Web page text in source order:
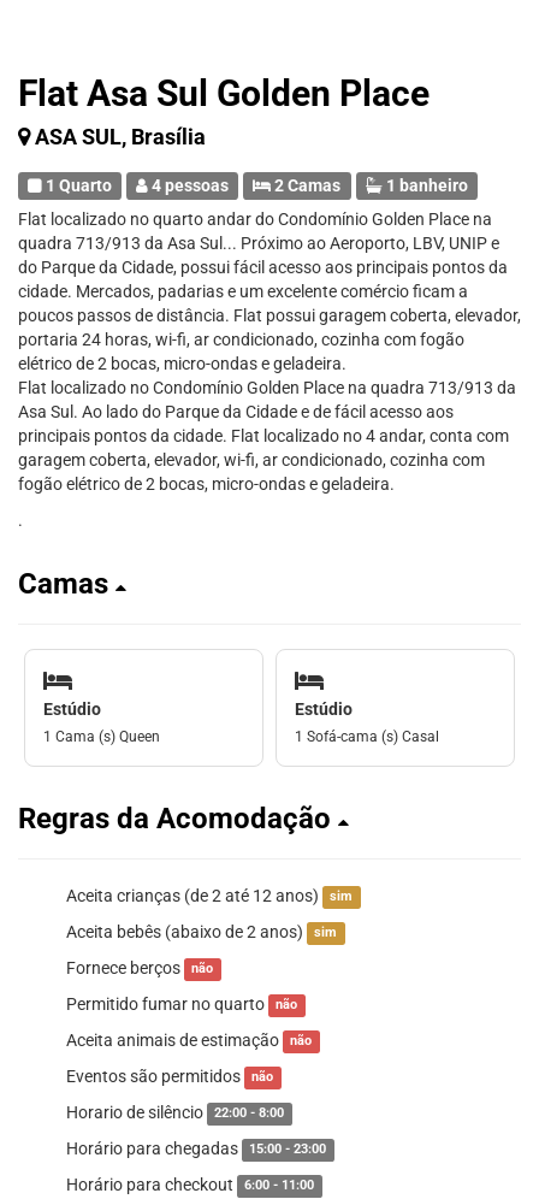
Flat Asa Sul Golden Place
ASA SUL, Brasília
1 Quarto 4 pessoas 2 Camas
1 banheiro
Flat localizado no quarto andar do Condomínio Golden Place na
quadra 713/913 da Asa Sul... Próximo ao Aeroporto, LBV, UNIP e
do Parque da Cidade, possui fácil acesso aos principais pontos da
cidade. Mercados, padarias e um excelente comércio ficam a
poucos passos de distância. Flat possui garagem coberta, elevador,
portaria 24 horas, wi-fi, ar condicionado, cozinha com fogão
elétrico de 2 bocas, micro-ondas e geladeira.
Flat localizado no Condomínio Golden Place na quadra 713/913 da
Asa Sul. Ao lado do Parque da Cidade e de fácil acesso aos
principais pontos da cidade. Flat localizado no 4 andar, conta com
garagem coberta, elevador, wi-fi, ar condicionado, cozinha com
fogão elétrico de 2 bocas, micro-ondas e geladeira.
.
Camas
Estúdio
1 Cama (s) Queen
Estúdio
1 Sofá-cama (s) Casal
Regras da Acomodação
Aceita crianças (de 2 até 12 anos) sim
Aceita bebês (abaixo de 2 anos) sim
Fornece berços não
Permitido fumar no quarto não
Aceita animais de estimação não
Eventos são permitidos não
Horario de silêncio 22:00 - 8:00
Horário para chegadas 15:00 - 23:00
Horário para checkout 6:00 - 11:00